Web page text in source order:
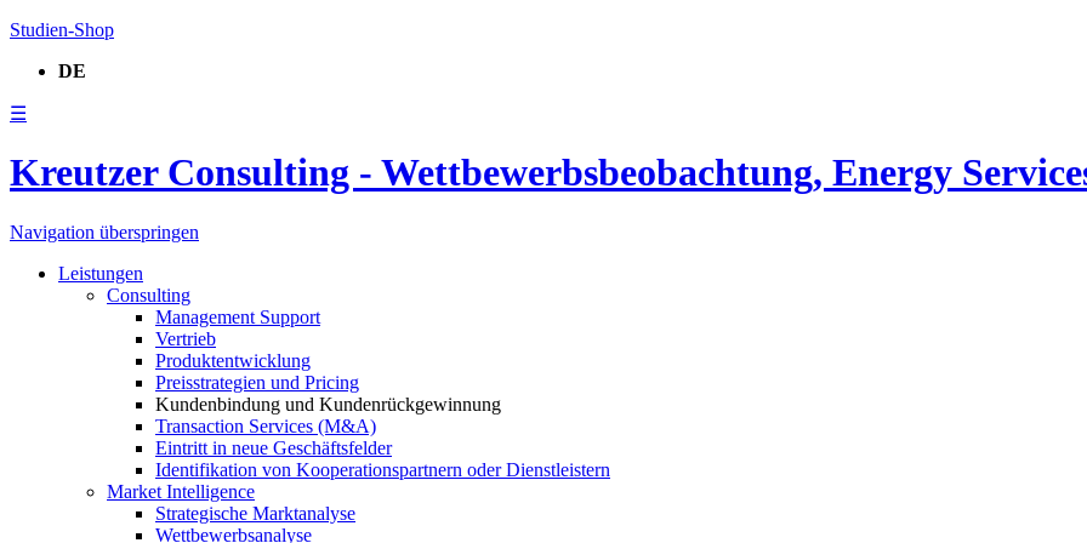
Studien-Shop
DE
☰
Kreutzer Consulting - Wettbewerbsbeobachtung, Energy
Navigation überspringen
Leistungen
Consulting
Management Support
Vertrieb
Produktentwicklung
Preisstrategien und Pricing
Kundenbindung und Kundenrückgewinnung
Transaction Services (M&A)
Eintritt in neue Geschäftsfelder
Identifikation von Kooperationspartnern oder Dienstleistern
Market Intelligence
Strategische Marktanalyse
Wettbewerbsanalyse